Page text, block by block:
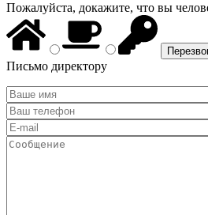
Пожалуйста, докажите, что вы
Письмо директору